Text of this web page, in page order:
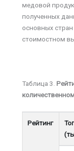
медовой
полученных
основных
стоимостном
Таблица 3.
Рейтинг